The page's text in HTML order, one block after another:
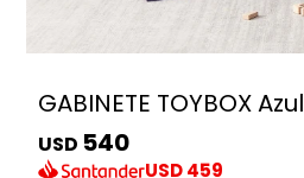
GABINETE TOYBOX Azul
USD 540
USD459